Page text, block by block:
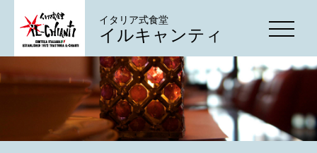
イタリア式食堂
イルキャンティ